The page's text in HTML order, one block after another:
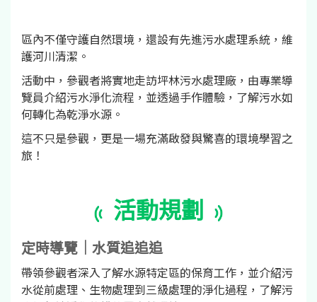
區內不僅守護自然環境，還設有先進污水處理系統，維
護河川清潔。
活動中，參觀者將實地走訪坪林污水處理廠，由專業導
覽員介紹污水淨化流程，並透過手作體驗，了解污水如
何轉化為乾淨水源。
這不只是參觀，更是一場充滿啟發與驚喜的環境學習之
旅！
活動規劃
定時導覽｜水質追追追
帶領參觀者深入了解水源特定區的保育工作，並介紹污
水從前處理、生物處理到三級處理的淨化過程，了解污